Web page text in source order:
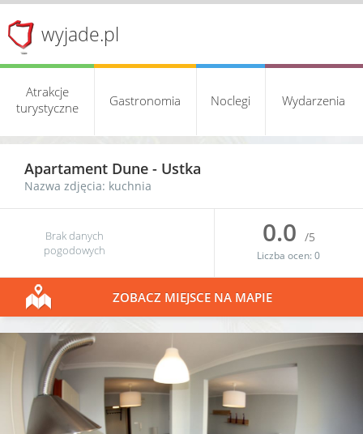
wyjade.pl
Atrakcje
turystyczne
Gastronomia Noclegi Wydarzenia
Apartament Dune - Ustka
Nazwa zdjęcia: kuchnia
Brak danych
pogodowych
0.0 /5
Liczba ocen:0
ZOBACZ MIEJSCE NA MAPIE